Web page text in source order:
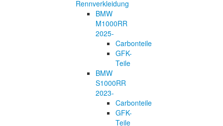
Rennverkleidung
BMW
M1000RR
2025-
Carbonteile
GFK-
Teile
BMW
S1000RR
2023-
Carbonteile
GFK-
Teile